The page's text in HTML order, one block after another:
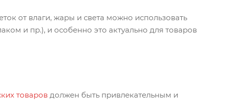
от влаги, жары и света можно использовать
и пр.), и особенно это актуально для товаров
товаров должен быть привлекательным и